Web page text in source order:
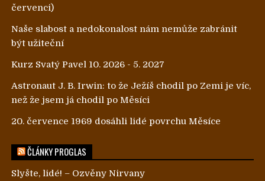
červenci)
Naše slabost a nedokonalost nám nemůže zabránit
být užiteční
Kurz Svatý Pavel 10. 2026 - 5. 2027
Astronaut J. B. Irwin: to že Ježíš chodil po Zemi je víc,
než že jsem já chodil po Měsíci
20. července 1969 dosáhli lidé povrchu Měsíce
ČLÁNKY PROGLAS
Slyšte, lidé! – Ozvěny Nirvany